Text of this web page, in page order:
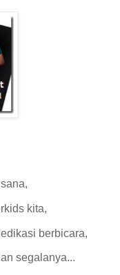
kita,
berbicara,
segalanya...